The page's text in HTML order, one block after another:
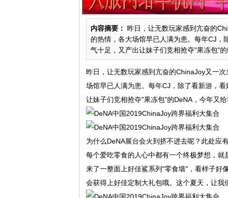
内容摘要： 昨日，让无数玩家感到亢奋的
的热情，各大场馆早已人满为患。每年CJ，
气十足，又产出让妹子们竞相抢夺"果冻包"的
昨日，让无数玩家感到亢奋的ChinaJoy又一
场馆早已人满为患。每年CJ，除了看新游，
让妹子们竞相抢夺"果冻包"的DeNA，今年又
为什么DeNA展台会火到挤不进去呢？此处应
每个爱吃零食的人心中都有一个终极梦想，
来了一整面上好佳鲨系列"零食墙"，看样子好
会获得上好佳定制大礼包哦。这个夏天，让我